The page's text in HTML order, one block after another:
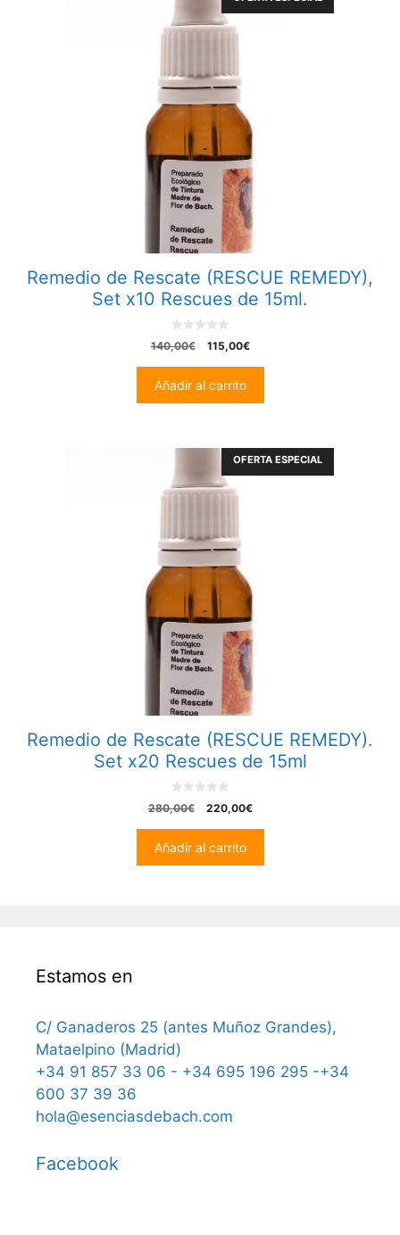
Remedio de Rescate (RESCUE REMEDY),
Set x10 Rescues de 15ml.
0
o
o
f
5
140,00€
El
era:
115,00€El
Añadir al carrito
OFERTA ESPECIAL
Remedio de Rescate (RESCUE REMEDY).
Set x20 Rescues de 15ml
0
o
o
f
5
280,00€
El
era:
220,00€El
Añadir al carrito
Estamos en
C/ Ganaderos 25 (antes Muñoz Grandes),
Mataelpino (Madrid)
+34 91 857 33 06 - +34 695 196 295 -+34
600 37 39 36
hola@esenciasdebach.com
Facebook